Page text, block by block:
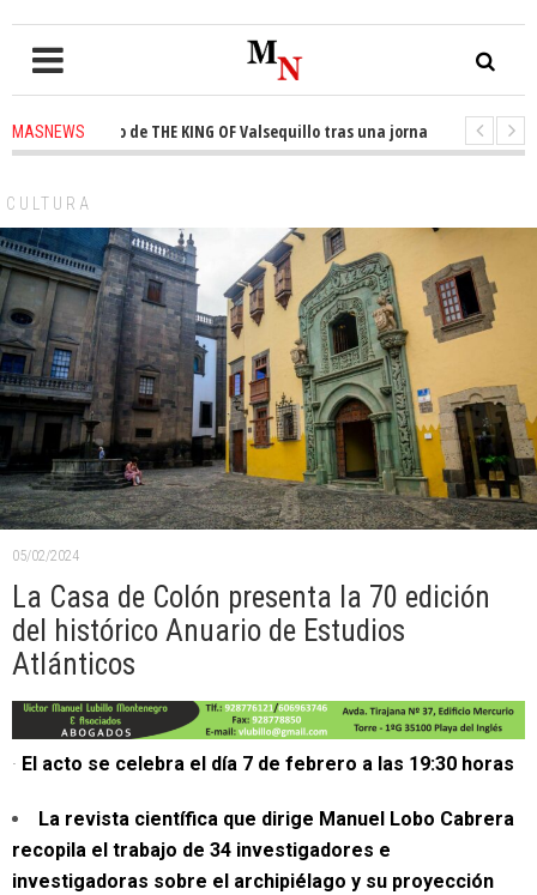
MASNEWS
trono de THE KING OF Valsequillo tras una jornada de baloncesto
CULTURA
05/02/2024
La Casa de Colón presenta la 70 edición
del histórico Anuario de Estudios
Atlánticos
· El acto se celebra el día 7 de febrero a las 19:30 horas
La revista científica que dirige Manuel Lobo Cabrera
recopila el trabajo de 34 investigadores e
investigadoras sobre el archipiélago y su proyección